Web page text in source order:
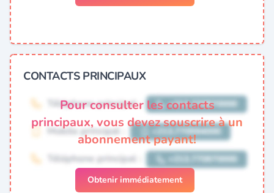
CONTACTS PRINCIPAUX
Pour consulter les contacts
principaux, vous devez souscrire à un
abonnement payant!
Obtenir immédiatement